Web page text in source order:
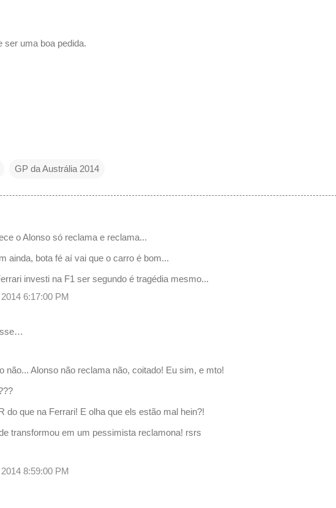
ser uma boa pedida.
GP da Austrália 2014
o Alonso só reclama e reclama...
ainda, bota fé aí vai que o carro é bom...
investi na F1 ser segundo é tragédia mesmo...
6:17:00 PM
não... Alonso não reclama não, coitado! Eu sim, e mto!
do que na Ferrari! E olha que els estão mal hein?!
transformou em um pessimista reclamona! rsrs
8:59:00 PM